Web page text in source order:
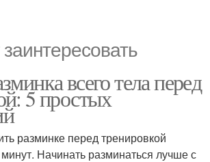
всего тела перед
5 простых
разминке перед тренировкой
Начинать разминаться лучше с